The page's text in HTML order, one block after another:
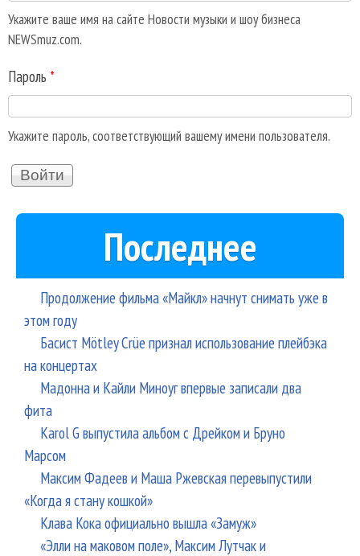
Укажите ваше имя на сайте Новости музыки и шоу бизнеса
NEWSmuz.com.
Пароль *
Укажите пароль, соответствующий вашему имени пользователя.
Последнее
Продолжение фильма «Майкл» начнут снимать уже в
этом году
Басист Mötley Crüe признал использование плейбэка
на концертах
Мадонна и Кайли Миноуг впервые записали два
фита
Karol G выпустила альбом с Дрейком и Бруно
Марсом
Максим Фадеев и Маша Ржевская перевыпустили
«Когда я стану кошкой»
Клава Кока официально вышла «Замуж»
«Элли на маковом поле», Максим Лутчак и